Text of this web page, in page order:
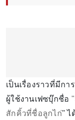
เป็นเรื่องราวที่มีก
ผู้ใช้งานเฟซบุ๊กชื่อ
สักคิ้วที่ชื่อลูกไก่" ไ